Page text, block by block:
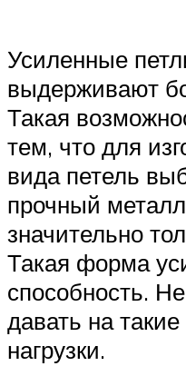
Усиленные
выдерживают
Такая
тем, что для
вида петель
прочный
значительно
Такая форма
способность.
давать на
нагрузки.